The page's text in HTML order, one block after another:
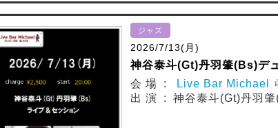
ジャズ
2026/7/13(月)
神谷泰斗(Gt)丹羽肇(Bs)デ
会 場 :
Live Bar Michael
出 演 : 神谷泰斗(Gt)丹羽肇